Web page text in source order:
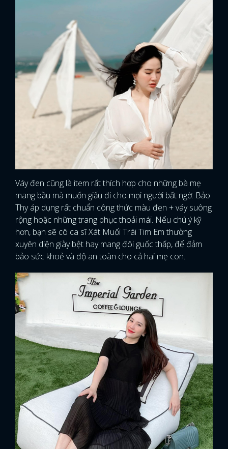
Váy đen cũng là item rất thích hợp cho những bà mẹ
mang bầu mà muốn giấu đi cho mọi người bất ngờ. Bảo
Thy áp dụng rất chuẩn công thức màu đen + váy suông
rộng hoặc những trang phục thoải mái. Nếu chú ý kỹ
hơn, bạn sẽ cô ca sĩ Xát Muối Trái Tim Em thường
xuyên diện giày bệt hay mang đôi guốc thấp, để đảm
bảo sức khoẻ và độ an toàn cho cả hai mẹ con.